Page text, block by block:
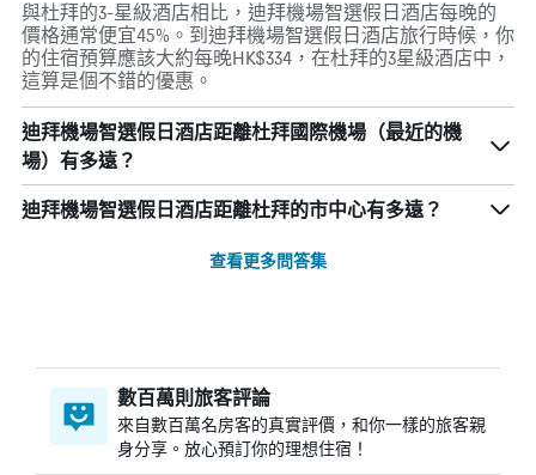
與杜拜的3-星級酒店相比，迪拜機場智選假日酒店每晚的
價格通常便宜45%。到迪拜機場智選假日酒店旅行時候，你
的住宿預算應該大約每晚HK$334，在杜拜的3星級酒店中，
這算是個不錯的優惠。
迪拜機場智選假日酒店距離杜拜國際機場（最近的機
場）有多遠？
迪拜機場智選假日酒店距離杜拜的市中心有多遠？
查看更多問答集
數百萬則旅客評論
來自數百萬名房客的真實評價，和你一樣的旅客親
身分享。放心預訂你的理想住宿！